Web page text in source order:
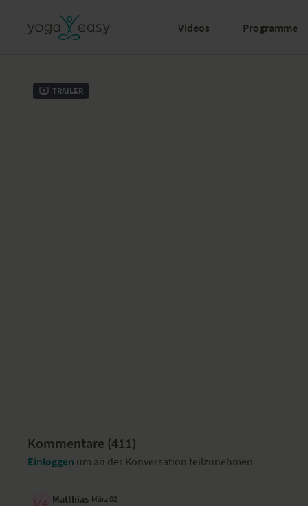
Videos Programme
Trailer
Kommentare (411)
Einloggen um an der Konversation teilzunehmen
Matthias März 02